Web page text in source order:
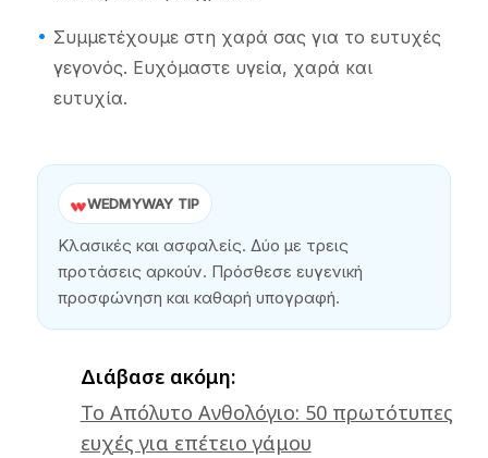
Συμμετέχουμε στη χαρά σας για το ευτυχές
γεγονός. Ευχόμαστε υγεία, χαρά και
ευτυχία.
WEDMYWAY TIP
Κλασικές και ασφαλείς. Δύο με τρεις
προτάσεις αρκούν. Πρόσθεσε ευγενική
προσφώνηση και καθαρή υπογραφή.
Διάβασε ακόμη:
Το Απόλυτο Ανθολόγιο: 50 πρωτότυπες
ευχές για επέτειο γάμου